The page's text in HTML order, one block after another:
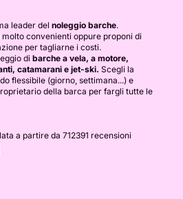
leader del noleggio barche.
convenienti oppure proponi di
per tagliarne i costi.
di barche a vela, a motore,
catamarani e jet-ski. Scegli la
flessibile (giorno, settimana...) e
della barca per fargli tutte le
a partire da 712391 recensioni